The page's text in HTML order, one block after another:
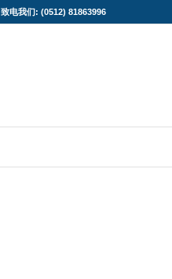
致电我们: (0512) 81863996